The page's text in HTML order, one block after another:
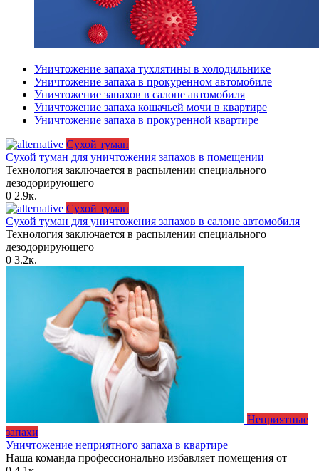
Уничтожение запаха тухлятины в холодильнике
Уничтожение запаха в прокуренном автомобиле
Уничтожение запахов в салоне автомобиля
Уничтожение запаха кошачьей мочи в квартире
Уничтожение запаха в прокуренной квартире
Сухой туман
Сухой туман для уничтожения запахов в помещении
Технология заключается в распылении специального
дезодорирующего
0 2.9к.
Сухой туман
Сухой туман для уничтожения запахов в салоне автомобиля
Технология заключается в распылении специального
дезодорирующего
0 3.2к.
Неприятные
запахи
Уничтожение неприятного запаха в квартире
Наша команда профессионально избавляет помещения от